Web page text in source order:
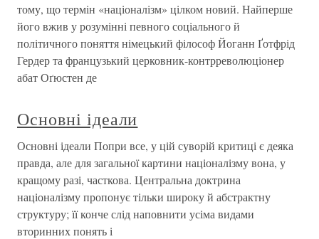
тому, що термін «націоналізм» цілком новий. Найперше
його вжив у розумінні певного соціального й
політичного поняття німецький філософ Йоганн Ґотфрід
Гердер та французький церковник-контрреволюціонер
абат Оґюстен де
Основні ідеали
Основні ідеали Попри все, у цій суворій критиці є деяка
правда, але для загальної картини націоналізму вона, у
кращому разі, часткова. Центральна доктрина
націоналізму пропонує тільки широку й абстрактну
структуру; її конче слід наповнити усіма видами
вторинних понять і